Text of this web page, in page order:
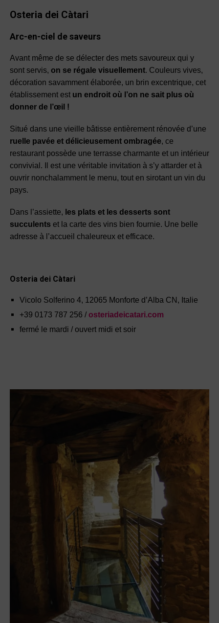
Osteria dei Càtari
Arc-en-ciel de saveurs
Avant même de se délecter des mets savoureux qui y
sont servis, on se régale visuellement. Couleurs vives,
décoration savamment élaborée, un brin excentrique, cet
établissement est un endroit où l’on ne sait plus où
donner de l’œil !
Situé dans une vieille bâtisse entièrement rénovée d’une
ruelle pavée et délicieusement ombragée, ce
restaurant possède une terrasse charmante et un intérieur
convivial. Il est une véritable invitation à s’y attarder et à
ouvrir nonchalamment le menu, tout en sirotant un vin du
pays.
Dans l’assiette, les plats et les desserts sont
succulents et la carte des vins bien fournie. Une belle
adresse à l’accueil chaleureux et efficace.
Osteria dei Càtari
Vicolo Solferino 4, 12065 Monforte d’Alba CN, Italie
+39 0173 787 256 /osteriadeicatari.com
fermé le mardi / ouvert midi et soir